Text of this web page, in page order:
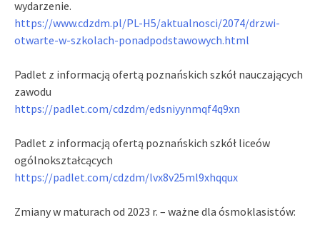
wydarzenie.
https://www.cdzdm.pl/PL-H5/aktualnosci/2074/drzwi-
otwarte-w-szkolach-ponadpodstawowych.html
Padlet z informacją ofertą poznańskich szkół nauczających
zawodu
https://padlet.com/cdzdm/edsniyynmqf4q9xn
Padlet z informacją ofertą poznańskich szkół liceów
ogólnokształcących
https://padlet.com/cdzdm/lvx8v25ml9xhqqux
Zmiany w maturach od 2023 r. – ważne dla ósmoklasistów: